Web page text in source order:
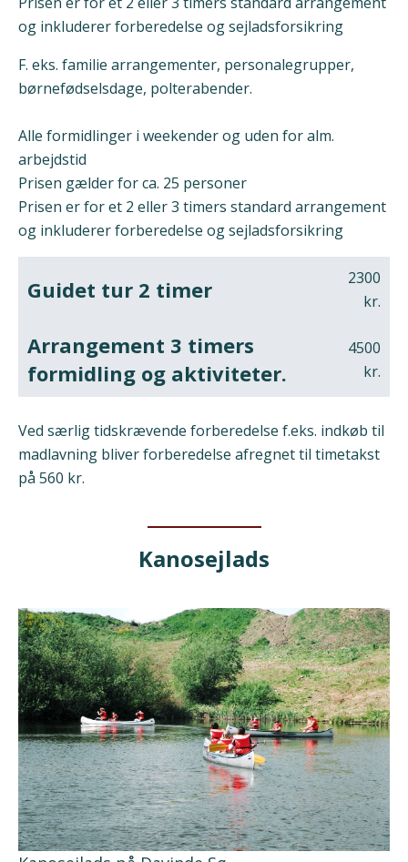
og inkluderer forberedelse og sejladsforsikring
F. eks. familie arrangementer, personalegrupper,
børnefødselsdage, polterabender.
Alle formidlinger i weekender og uden for alm.
arbejdstid
Prisen gælder for ca. 25 personer
Prisen er for et 2 eller 3 timers standard arrangement
og inkluderer forberedelse og sejladsforsikring
Guidet tur 2 timer
2300
kr.
Arrangement 3 timers
formidling og aktiviteter.
4500
kr.
Ved særlig tidskrævende forberedelse f.eks. indkøb til
madlavning bliver forberedelse afregnet til timetakst
på 560 kr.
Kanosejlads